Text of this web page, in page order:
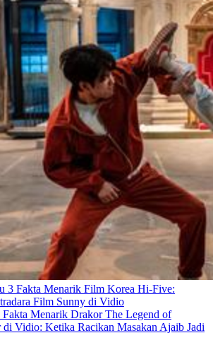
3 Fakta Menarik Film Korea Hi-Five:
Film Sunny di Vidio
Fakta Menarik Drakor The Legend of
Vidio: Ketika Racikan Masakan Ajaib Jadi